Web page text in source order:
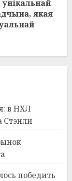
якая
в НХЛ
Стэнли
победить